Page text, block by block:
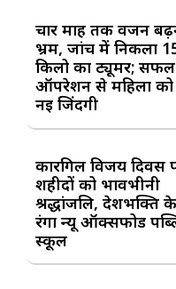
चार माह तक वजन
भ्रम, जांच में निकला
किलो का ट्यूमर; सफल
ऑपरेशन से महिला को
नई जिंदगी
कारगिल विजय दिवस
शहीदों को भावभीनी
श्रद्धांजलि, देशभक्ति
रंगा न्यू ऑक्सफोर्ड
स्कूल